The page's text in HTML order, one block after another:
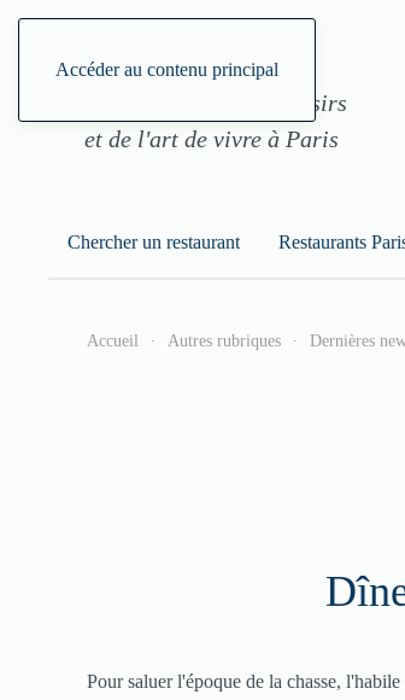
Accéder au contenu principal
ParisGourmand, le site
des restaurants, des loisirs
et de l'art de vivre à Paris
Chercher un restaurant Restaurants
Accueil Autres rubriques Dernières
Pour saluer l'époque de la chasse,